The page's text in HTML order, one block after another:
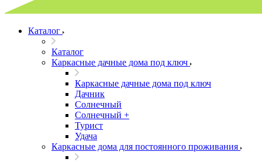
Каталог
Каталог
Каркасные дачные дома под ключ
Каркасные дачные дома под ключ
Дачник
Солнечный
Солнечный +
Турист
Удача
Каркасные дома для постоянного проживания